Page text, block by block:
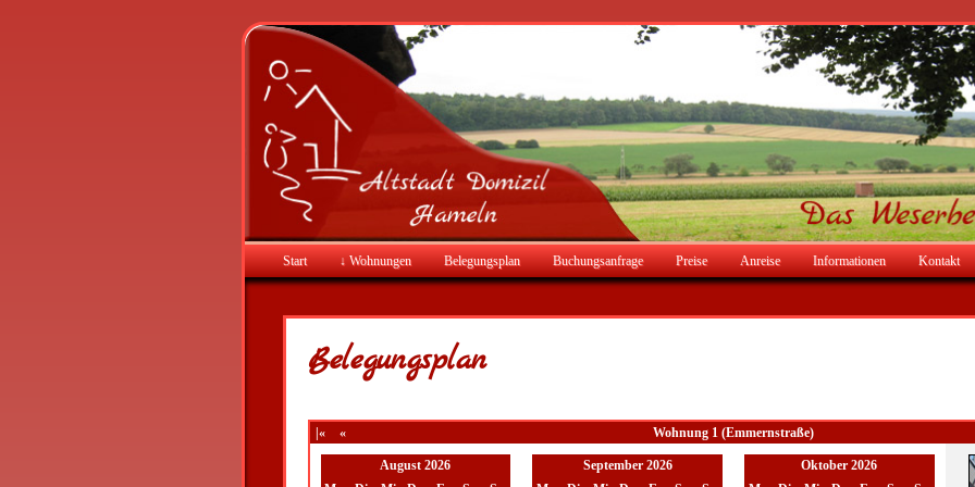
Start ↓ Wohnungen Belegungsplan Buchungsanfrage Preise Anreise Informationen Kontakt
Belegungsplan
|« « Wohnung 1 (Emmernstraße)
August 2026
September 2026
Oktober 2026